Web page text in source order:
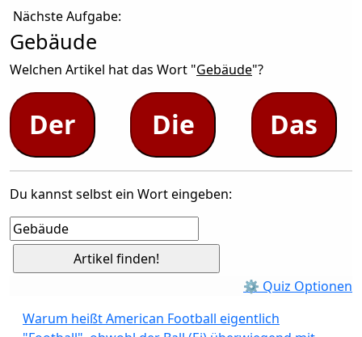
Nächste Aufgabe:
Gebäude
Welchen Artikel hat das Wort "Gebäude"?
Der Die Das
Du kannst selbst ein Wort eingeben:
⚙ Quiz Optionen
Warum heißt American Football eigentlich